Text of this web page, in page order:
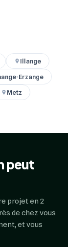
Illange
Erzange
Metz
peut
projet en 2
de chez vous
et vous